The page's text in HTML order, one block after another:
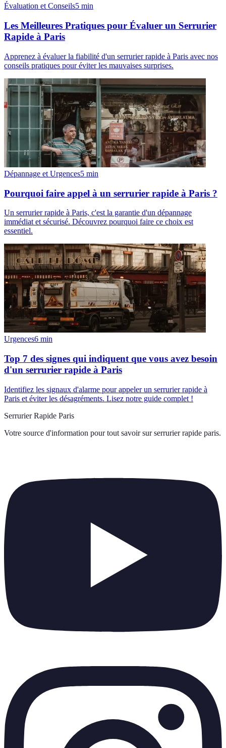
Évaluation et Conseils5 min
Les Meilleures Pratiques pour Évaluer un Serrurier
Rapide à Paris
Apprenez à évaluer la fiabilité d'un serrurier rapide à Paris avec nos
conseils pratiques pour éviter les mauvaises surprises.
Dépannage et Urgences5 min
Pourquoi faire appel à un serrurier rapide à Paris ?
Un serrurier rapide à Paris, c'est la garantie d'un dépannage
immédiat et sécurisé. Découvrez pourquoi faire ce choix est
essentiel.
Urgences6 min
Top 7 des signes qui indiquent que vous avez besoin
d'un serrurier rapide à Paris
Identifiez les signaux d'alarme pour appeler un serrurier rapide à
Paris et éviter les désagréments. Lisez notre guide complet !
Serrurier Rapide Paris
Votre source d'information pour tout savoir sur serrurier rapide paris.